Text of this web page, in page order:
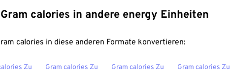
calories in andere energy Einheiten
calories in diese anderen Formate konvertieren:
Zu
Gram calories Zu
Gram calories Zu
Gram calories Zu